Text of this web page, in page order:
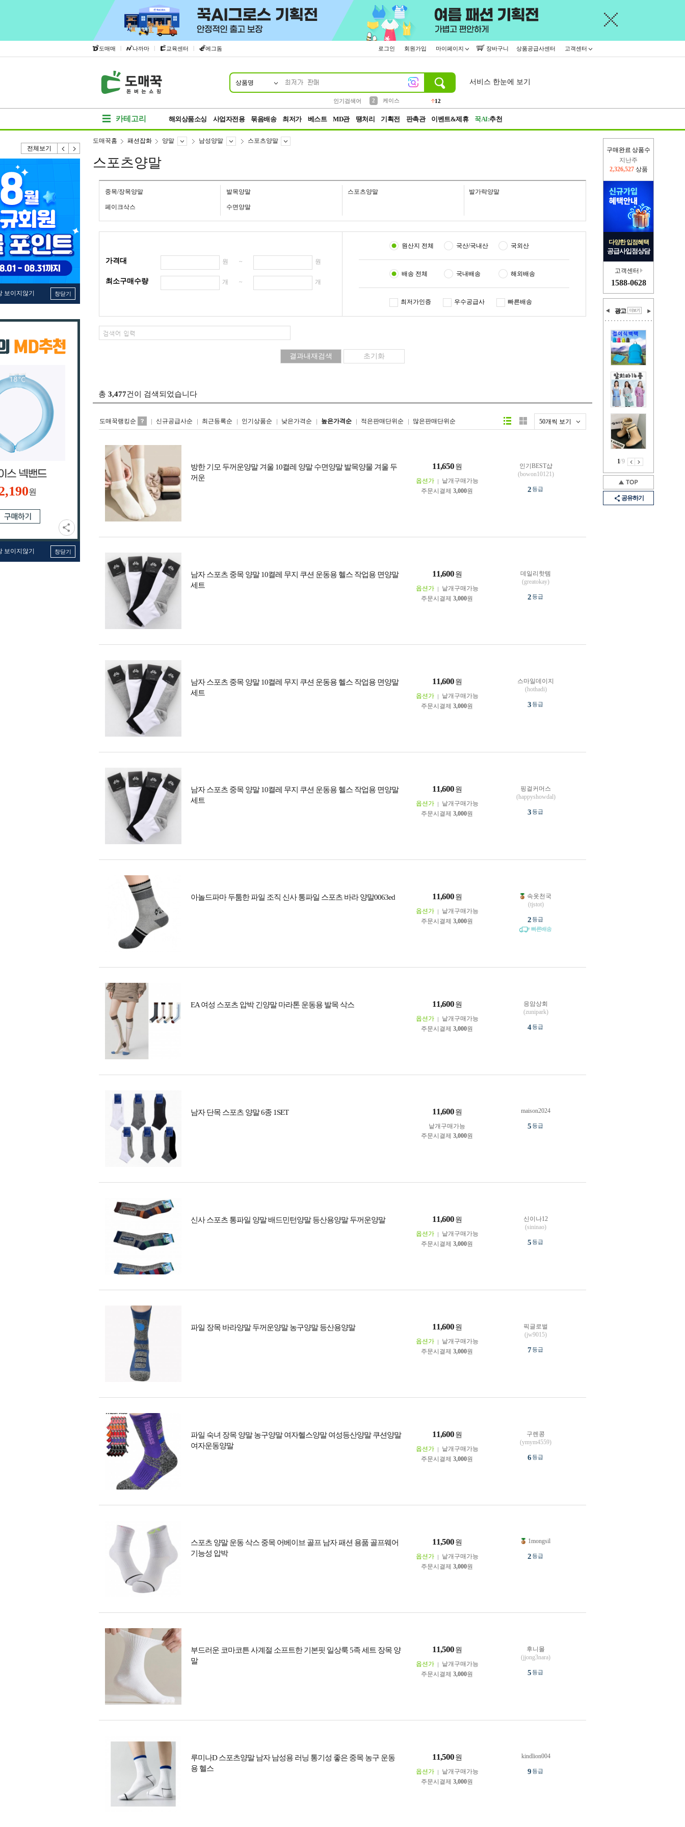
도매매 | 나까마 | 교육센터 | 에그돔 로그인 회원가입 마이페이지 장바구니 상품공급사센터 고객센터
상품명
인기검색어
2
케이스
12
서비스 한눈에 보기
카테고리 해외상품소싱 사업자전용 묶음배송 최저가 베스트 MD관 땡처리 기획전 판촉관 이벤트&제휴 꾹AI:추천
전체보기
보이지않기 창닫기
원
보이지않기 창닫기
구매완료 상품수
이번주
2,295,918 상품
다양한 입점혜택
공급사입점상담
고객센터
1588-0628
광고
1/9
공유하기
도매꾹홈 패션잡화 양말 남성양말 스포츠양말
스포츠양말
중목/장목양말 발목양말 스포츠양말 발가락양말
페이크삭스 수면양말
가격대 원 ~ 원
최소구매수량 개 ~ 개
원산지 전체 국산/국내산 국외산
배송 전체 국내배송 해외배송
최저가인증 우수공급사 빠른배송
총 3,477건이 검색되었습니다
도매꾹랭킹순 신규공급사순 최근등록순 인기상품순 낮은가격순 높은가격순 적은판매단위순 많은판매단위순 50개씩 보기
리스트형갤러리형
방한 기모 두꺼운양말 겨울 10켤레 양말 수면양말 발목양물 겨울 두
꺼운
11,650 원
옵션가
낱개구매가능
주문시결제 3,000원
인기BEST샵
(bowon10121)
2등급
남자 스포츠 중목 양말 10켤레 무지 쿠션 운동용 헬스 작업용 면양말
세트
11,600 원
옵션가
낱개구매가능
주문시결제 3,000원
데일리핫템
(greatokay)
2등급
남자 스포츠 중목 양말 10켤레 무지 쿠션 운동용 헬스 작업용 면양말
세트
11,600 원
옵션가
낱개구매가능
주문시결제 3,000원
스마일데이지
(hothadi)
3등급
남자 스포츠 중목 양말 10켤레 무지 쿠션 운동용 헬스 작업용 면양말
세트
11,600 원
옵션가
낱개구매가능
주문시결제 3,000원
핑걸커머스
(happyshowdal)
3등급
아놀드파마 두툼한 파일 조직 신사 통파일 스포츠 바라 양말0063ed 11,600 원
옵션가
낱개구매가능
주문시결제 3,000원
속옷천국
(tjstot)
2등급
빠른배송
EA 여성 스포츠 압박 긴양말 마라톤 운동용 발목 삭스 11,600 원
옵션가
낱개구매가능
주문시결제 3,000원
응암상회
(zunipark)
4등급
남자 단목 스포츠 양말 6종 1SET 11,600 원
낱개구매가능
주문시결제 3,000원
maison2024
5등급
신사 스포츠 통파일 양말 배드민턴양말 등산용양말 두꺼운양말 11,600 원
옵션가
낱개구매가능
주문시결제 3,000원
신이나12
(sininao)
5등급
파일 장목 바라양말 두꺼운양말 농구양말 등산용양말 11,600 원
옵션가
낱개구매가능
주문시결제 3,000원
픽글로벌
(jw9015)
7등급
파일 숙녀 장목 양말 농구양말 여자헬스양말 여성등산양말 쿠션양말
여자운동양말
11,600 원
옵션가
낱개구매가능
주문시결제 3,000원
구렌콩
(ymym4559)
6등급
스포츠 양말 운동 삭스 중목 어베이브 골프 남자 패션 용품 골프웨어
기능성 압박
11,500 원
옵션가
낱개구매가능
주문시결제 3,000원
1mongsil
2등급
부드러운 코마코튼 사계절 소프트한 기본핏 일상룩 5족 세트 장목 양
말
11,500 원
옵션가
낱개구매가능
주문시결제 3,000원
후니몰
(jjong3nara)
5등급
루미나D 스포츠양말 남자 남성용 러닝 통기성 좋은 중목 농구 운동
용 헬스
11,500 원
옵션가
낱개구매가능
주문시결제 3,000원
kindlion004
9등급